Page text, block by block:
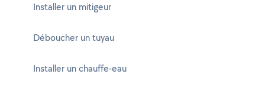
Installer un mitigeur
Déboucher un tuyau
Installer un chauffe-eau